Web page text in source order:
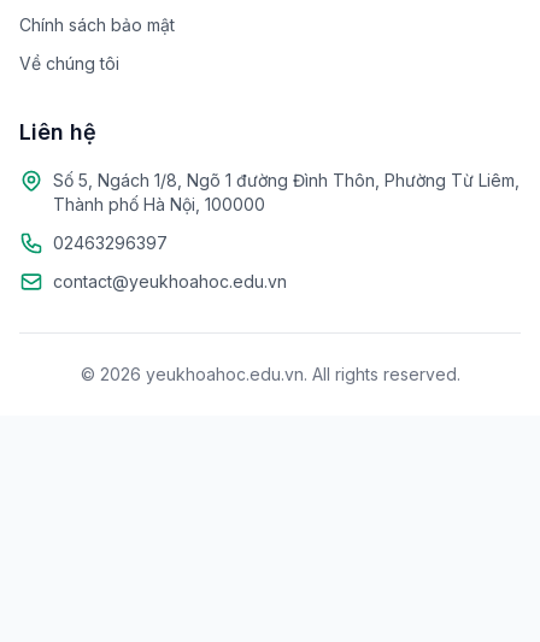
Chính sách bảo mật
Về chúng tôi
Liên hệ
Số 5, Ngách 1/8, Ngõ 1 đường Đình Thôn, Phường Từ Liêm,
Thành phố Hà Nội, 100000
02463296397
contact@yeukhoahoc.edu.vn
© 2026 yeukhoahoc.edu.vn. All rights reserved.